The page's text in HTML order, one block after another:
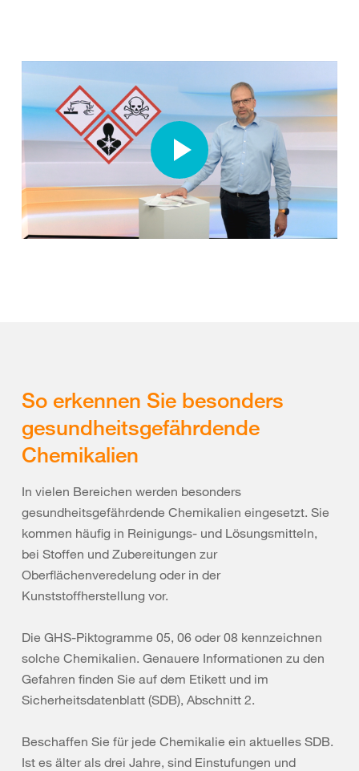
So erkennen Sie besonders
gesundheitsgefährdende
Chemikalien
In vielen Bereichen werden besonders
gesundheitsgefährdende Chemikalien eingesetzt. Sie
kommen häufig in Reinigungs- und Lösungsmitteln,
bei Stoffen und Zubereitungen zur
Oberflächenveredelung oder in der
Kunststoffherstellung vor.
Die GHS-Piktogramme 05, 06 oder 08 kennzeichnen
solche Chemikalien. Genauere Informationen zu den
Gefahren finden Sie auf dem Etikett und im
Sicherheitsdatenblatt (SDB), Abschnitt 2.
Beschaffen Sie für jede Chemikalie ein aktuelles SDB.
Ist es älter als drei Jahre, sind Einstufungen und